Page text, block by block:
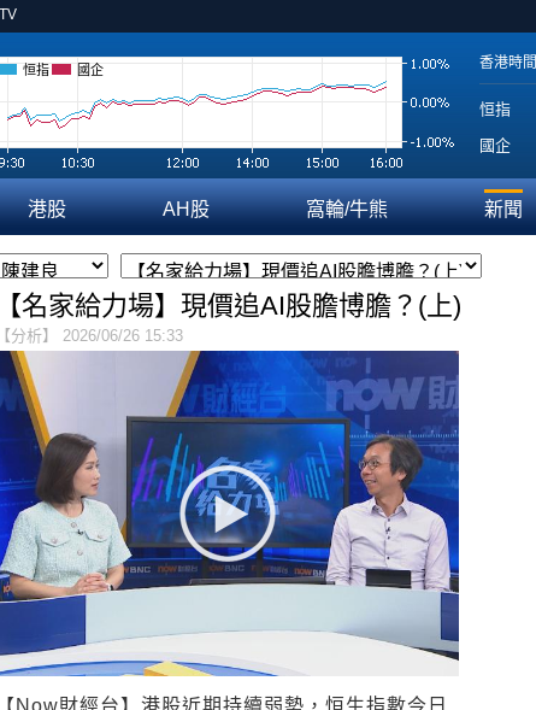
恒指 國企 香港時間
恒指
國企
港股 AH股 窩輪/牛熊 新聞
【名家給力場】現價追AI股膽博膽？(上)
【分析】 2026/06/26 15:33
【Now財經台】港股近期持續弱勢，恒生指數今日